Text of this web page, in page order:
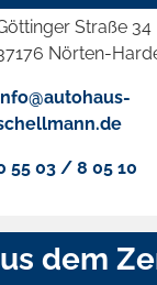
Straße 34
Nörten-
55 03 / 8 05 10
dem